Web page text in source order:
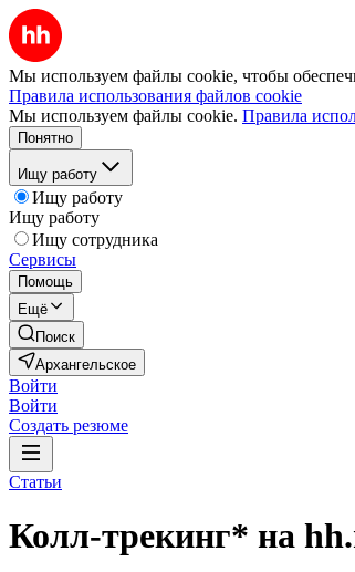
Мы используем файлы cookie, чтобы
Правила использования файлов cookie
Мы используем файлы cookie. Правила
Понятно
Ищу работу
Ищу работу
Ищу работу
Ищу сотрудника
Сервисы
Помощь
Ещё
Поиск
Архангельское
Войти
Войти
Создать резюме
Статьи
Колл-трекинг* на